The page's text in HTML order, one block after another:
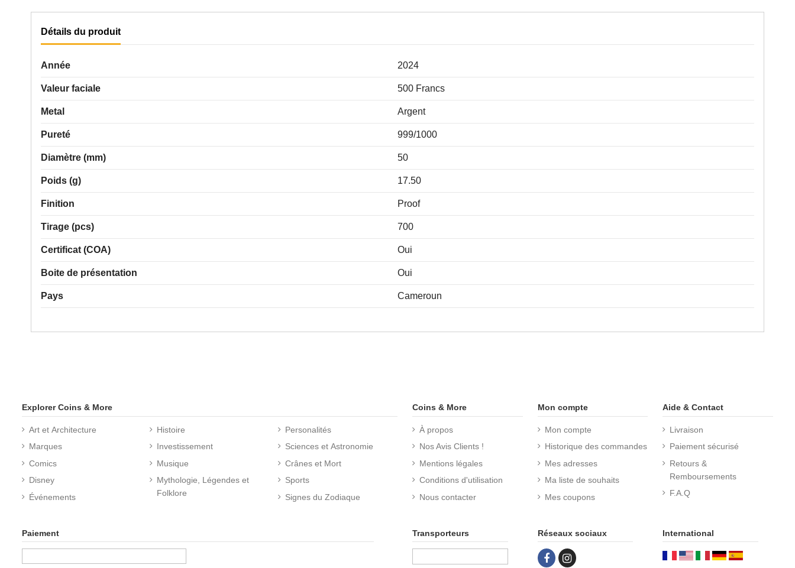
Détails du produit
Année 2024
Valeur faciale 500 Francs
Metal Argent
Pureté 999/1000
Diamètre (mm) 50
Poids (g) 17.50
Finition Proof
Tirage (pcs) 700
Certificat (COA) Oui
Boite de présentation Oui
Pays Cameroun
Explorer Coins & More
Art et Architecture
Marques
Comics
Disney
Événements
Histoire
Investissement
Musique
Mythologie, Légendes et
Folklore
Personalités
Sciences et Astronomie
Crânes et Mort
Sports
Signes du Zodiaque
Coins & More
À propos
Nos Avis Clients !
Mentions légales
Conditions d'utilisation
Nous contacter
Mon compte
Mon compte
Historique des commandes
Mes adresses
Ma liste de souhaits
Mes coupons
Aide & Contact
Livraison
Paiement sécurisé
Retours &
Remboursements
F.A.Q
Paiement Transporteurs Réseaux sociaux International